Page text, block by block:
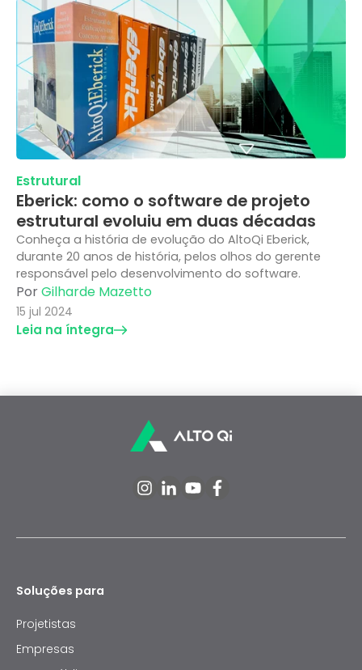
Estrutural
Eberick: como o software de projeto
estrutural evoluiu em duas décadas
Conheça a história de evolução do AltoQi Eberick,
durante 20 anos de história, pelos olhos do gerente
responsável pelo desenvolvimento do software.
PorGilharde Mazetto
15 jul 2024
Leia na íntegra
Soluções para
Projetistas
Empresas